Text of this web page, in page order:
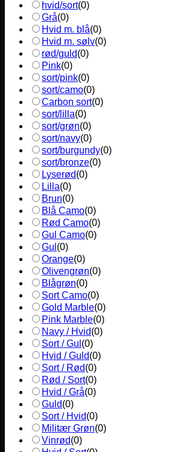
hvid/sort(0)
Grå(0)
Hvid m. blå(0)
Hvid m. sølv(0)
rød/guld(0)
Pink(0)
sort/pink(0)
sort/camo(0)
Carbon sort(0)
sort/lilla(0)
sort/grøn(0)
sort/navy(0)
sort/burgundy(0)
sort/bronze(0)
Lyserød(0)
Lilla(0)
Brun(0)
Blå Camo(0)
Rød Camo(0)
Gul Camo(0)
Gul (0)
Orange(0)
Olivengrøn(0)
Blågrøn(0)
Sort Camo(0)
Gold Marble(0)
Pink Marble(0)
Navy / Hvid(0)
Sort / Gul (0)
Hvid / Guld(0)
Sort / Rød(0)
Rød / Sort(0)
Hvid / Grå(0)
Guld(0)
Sort / Hvid(0)
Militær Grøn(0)
Vinrød(0)